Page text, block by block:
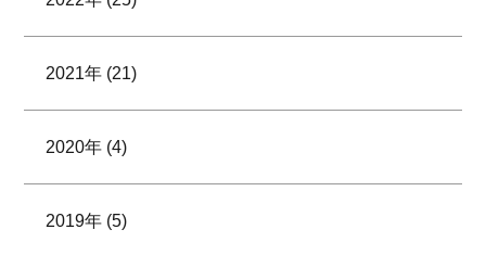
2021年 (21)
2020年 (4)
2019年 (5)